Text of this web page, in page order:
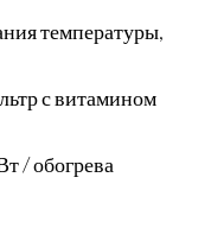
температуры,
с витамином
/ обогрева